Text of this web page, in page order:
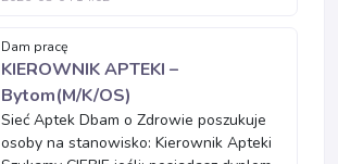
Dam pracę
KIEROWNIK APTEKI –
Bytom(M/K/OS)
Sieć Aptek Dbam o Zdrowie poszukuje
osoby na stanowisko: Kierownik Apteki